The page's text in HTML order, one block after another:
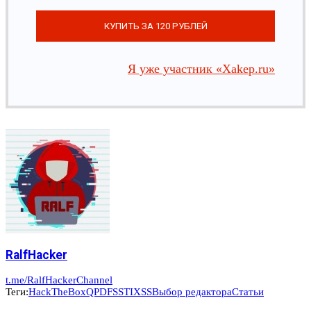
Я уже участник «Xakep.ru»
RalfHacker
t.me/RalfHackerChannel
Теги:HackTheBoxQPDFSSTIXSSВыбор редактораСтатьи